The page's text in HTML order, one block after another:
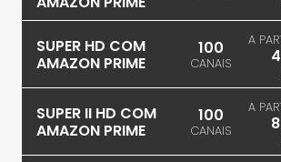
SUPER HD COM
AMAZON PRIME
100
CANAIS
A
SUPER II HD COM
AMAZON PRIME
100
CANAIS
A